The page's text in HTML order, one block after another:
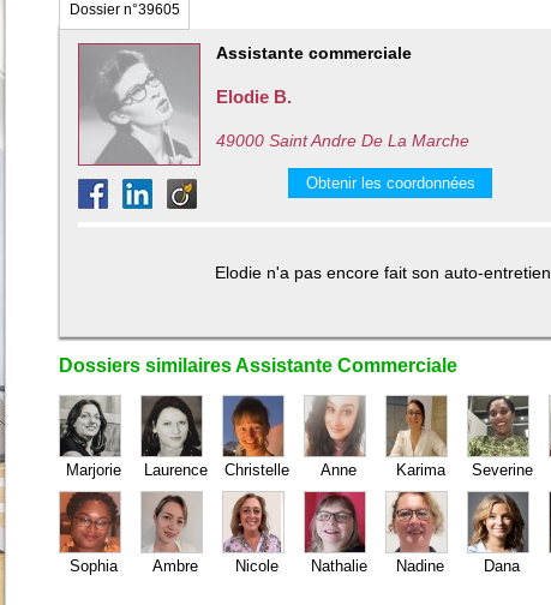
Dossier n°39605
Assistante commerciale
Elodie B.
49000 Saint Andre De La Marche
Obtenir les coordonnées
Elodie n'a pas encore fait son auto-entretien
Dossiers similaires Assistante Commerciale
Marjorie Laurence Christelle Anne Karima Severine
Sophia Ambre Nicole Nathalie Nadine Dana